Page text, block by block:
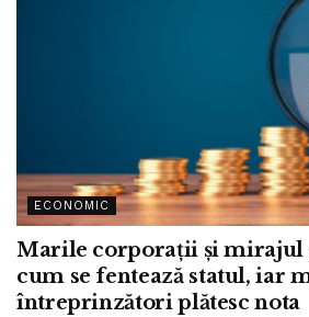
ECONOMIC
Marile corporații și
cum se fentează statul, iar
întreprinzători plătesc nota